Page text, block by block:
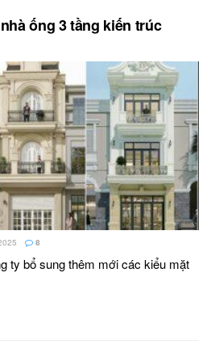
ống 3 tầng kiến trúc
8
ty bổ sung thêm mới các kiểu mặt